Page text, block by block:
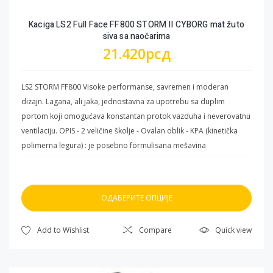
Kaciga LS2 Full Face FF800 STORM II CYBORG mat žuto
siva sa naočarima
21.420рсд
LS2 STORM FF800 Visoke performanse, savremen i moderan
dizajn. Lagana, ali jaka, jednostavna za upotrebu sa duplim
portom koji omogućava konstantan protok vazduha i neverovatnu
ventilaciju. OPIS - 2 veličine školje - Ovalan oblik - KPA (kinetička
polimerna legura) : je posebno formulisana mešavina
udarce raspoređujući energiju po čitavoj površini školjke. Ova
posebna formula ispunjava zahteve ECE 22.06 i DOT. VIZIR - Vizir “A
klase koji garantuje optički neiskrivljen pogled na okolinu.Ujedno
ОДАБЕРИТЕ ОПЦИЈЕ
Овај
производ
Add to Wishlist Compare Quick view